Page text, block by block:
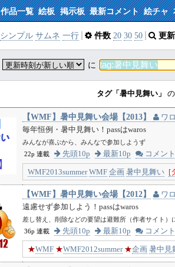
作品一覧 絵板 掲示板 最新コメント 絵チャ
シンプル サムネ 一行 件数 20 30 50 更
に
タグ「暑中見舞い」
【WMF】暑中見舞い会場【2013】
ワ
毎年恒例・暑中見舞い！passはwaros
みんなが喜ぶから、みんなで参加しようず
22p 連載
先頭10p 最新10p コメント
WMF2013summer WMF 企画 暑中見舞い [
【WMF】暑中見舞い会場【2012】
ワ
遠慮せず参加しよう！passはwaros
差し替え、削除などの要望は避難所（作者サイト）
36p 連載
先頭10p 最新10p コメント
★WMF ★WMF2012summer ★企画 暑中見